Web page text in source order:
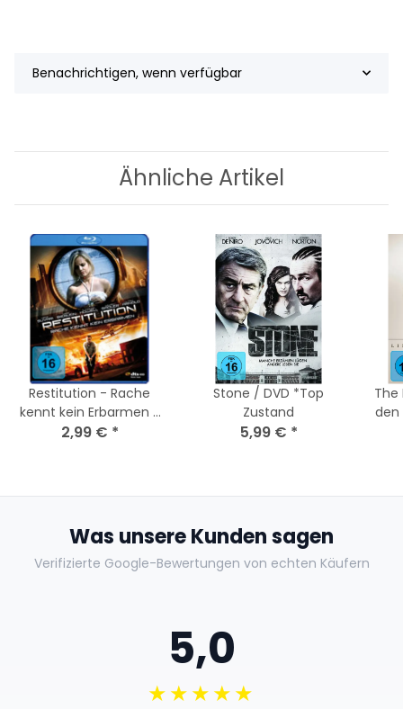
Benachrichtigen, wenn verfügbar
Ähnliche Artikel
Restitution - Rache
kennt kein Erbarmen /
Blu-Ray * Guter
2,99 € *
Stone / DVD *Top
Zustand
5,99 € *
The
den
Was unsere Kunden sagen
Verifizierte Google-Bewertungen von echten Käufern
5,0
★★★★★